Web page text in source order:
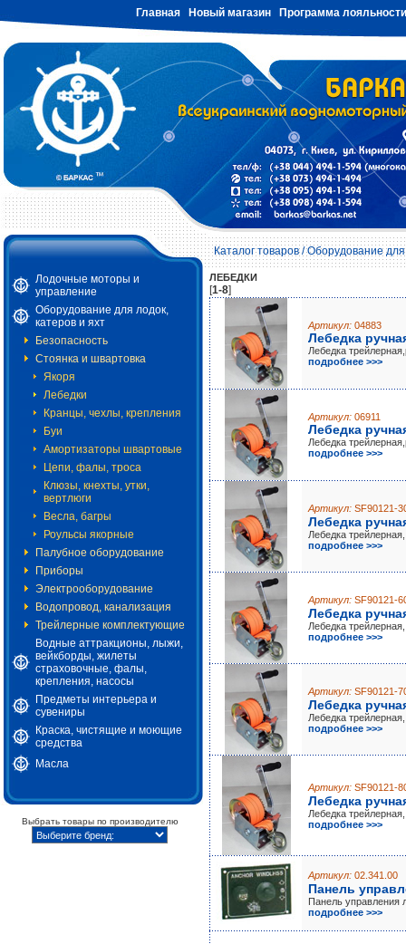
Главная Новый магазин Программа лояльности
Каталог товаров/Оборудование для
Лодочные моторы и
управление
Оборудование для лодок,
катеров и яхт
Безопасность
Стоянка и швартовка
Якоря
Лебедки
Кранцы, чехлы, крепления
Буи
Амортизаторы швартовые
Цепи, фалы, троса
Клюзы, кнехты, утки,
вертлюги
Весла, багры
Роульсы якорные
Палубное оборудование
Приборы
Электрооборудование
Водопровод, канализация
Трейлерные комплектующие
Водные аттракционы, лыжи,
вейкборды, жилеты
страховочные, фалы,
крепления, насосы
Предметы интерьера и
сувениры
Краска, чистящие и моющие
средства
Масла
Выбрать товары по производителю
ЛЕБЕДКИ
[1-8]
Артикул: 04883
Лебедка
Лебедка
подробнее >>>
Артикул: 06911
Лебедка
Лебедка
подробнее >>>
Артикул: SF90121-
Лебедка
Лебедка
подробнее >>>
Артикул: SF90121-
Лебедка
Лебедка
подробнее >>>
Артикул: SF90121-
Лебедка
Лебедка
подробнее >>>
Артикул: SF90121-
Лебедка
Лебедка
подробнее >>>
Артикул: 02.341.00
Панель
Панель управления
подробнее >>>